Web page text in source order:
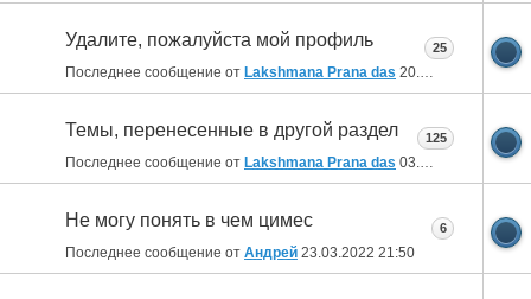
Удалите, пожалуйста мой профиль
Последнее сообщение от Lakshmana Prana das 20.01.2024 10:32
25
Темы, перенесенные в другой раздел
Последнее сообщение от Lakshmana Prana das 03.08.2023 14:19
125
Не могу понять в чем цимес
Последнее сообщение от Aндрей 23.03.2022 21:50
6